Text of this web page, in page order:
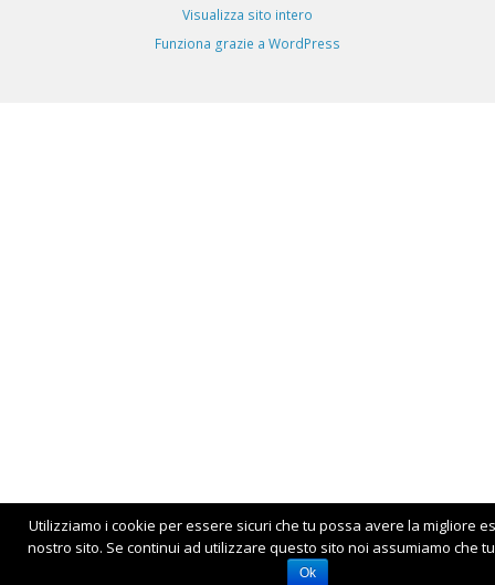
Visualizza sito intero
Funziona grazie a WordPress
Utilizziamo i cookie per essere sicuri che tu possa avere la migliore
nostro sito. Se continui ad utilizzare questo sito noi assumiamo che
Ok